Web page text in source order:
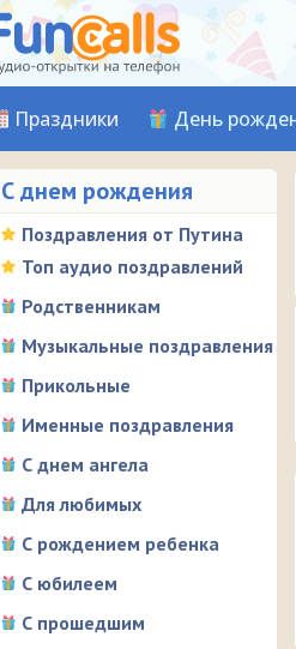
Праздники День
С днем рождения
Поздравления от Путина
Топ аудио поздравлений
Родственникам
Музыкальные поздравления
Прикольные
Именные поздравления
С днем ангела
Для любимых
С рождением ребенка
С юбилеем
С прошедшим